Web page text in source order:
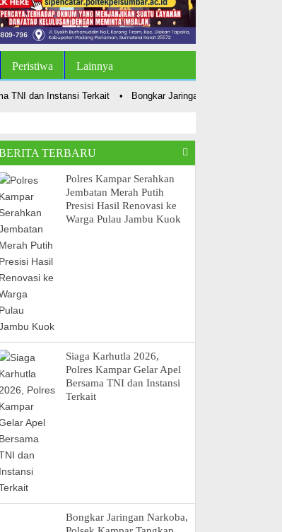
Peristiwa Lainnya
dan Instansi Terkait • Bongkar Jaringan Narkoba, Polsek
TERBARU
Polres Kampar Serahkan
Jembatan Merah Putih
Presisi Hasil Renovasi ke
Warga Pulau Jambu Kuok
Siaga Karhutla 2026,
Polres Kampar Gelar Apel
Bersama TNI dan Instansi
Terkait
Bongkar Jaringan Narkoba,